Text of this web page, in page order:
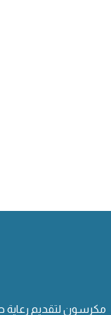
مكرسون لتقديم